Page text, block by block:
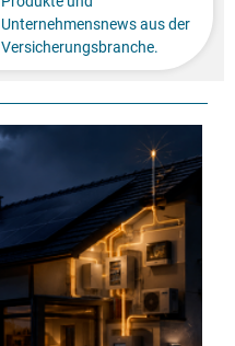
Unternehmensnews aus der
Versicherungsbranche.